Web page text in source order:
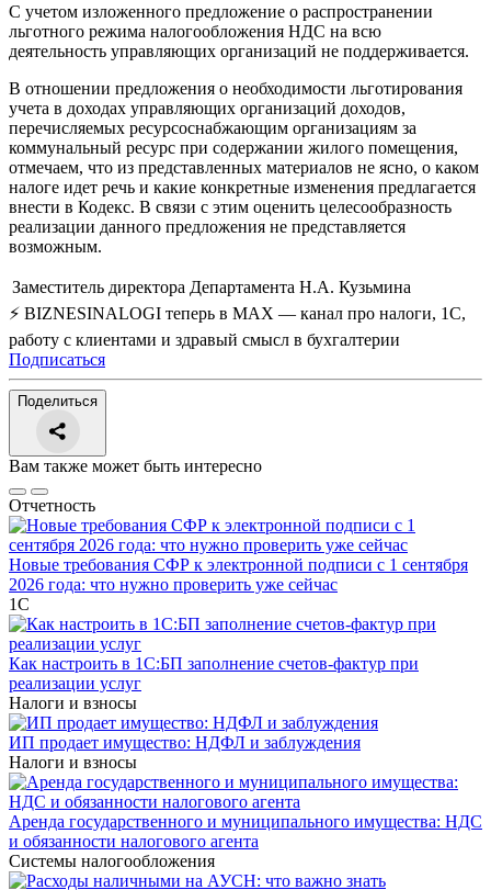
С учетом изложенного предложение о распространении
льготного режима налогообложения НДС на всю
деятельность управляющих организаций не поддерживается.
В отношении предложения о необходимости льготирования
учета в доходах управляющих организаций доходов,
перечисляемых ресурсоснабжающим организациям за
коммунальный ресурс при содержании жилого помещения,
отмечаем, что из представленных материалов не ясно, о каком
налоге идет речь и какие конкретные изменения предлагается
внести в Кодекс. В связи с этим оценить целесообразность
реализации данного предложения не представляется
возможным.
Заместитель директора Департамента Н.А. Кузьмина
⚡ BIZNESINALOGI теперь в MAX — канал про налоги, 1С,
работу с клиентами и здравый смысл в бухгалтерии
Подписаться
Поделиться
Вам также может быть интересно
Отчетность
Новые требования СФР к электронной подписи с 1 сентября
2026 года: что нужно проверить уже сейчас
1С
Как настроить в 1С:БП заполнение счетов-фактур при
реализации услуг
Налоги и взносы
ИП продает имущество: НДФЛ и заблуждения
Налоги и взносы
Аренда государственного и муниципального имущества: НДС
и обязанности налогового агента
Системы налогообложения